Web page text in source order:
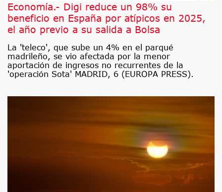
Economía.- Digi reduce un 98% su
beneficio en España por atípicos en 2025,
el año previo a su salida a Bolsa
La 'teleco', que sube un 4% en el parqué
madrileño, se vio afectada por la menor
aportación de ingresos no recurrentes de la
'operación Sota' MADRID, 6 (EUROPA PRESS).